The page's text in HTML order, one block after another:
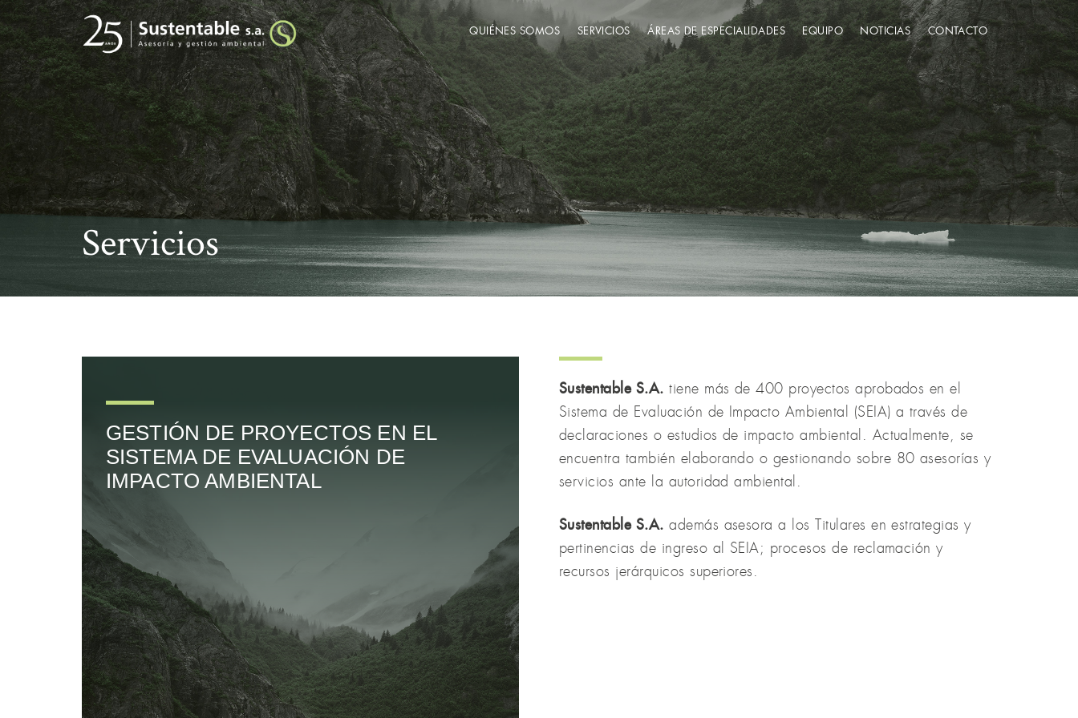
QUIÉNES SOMOS SERVICIOS ÁREAS DE ESPECIALIDADES EQUIPO NOTICIAS CONTACTO
Servicios
GESTIÓN DE PROYECTOS EN EL
SISTEMA DE EVALUACIÓN DE
IMPACTO AMBIENTAL
Sustentable S.A. tiene más de 400 proyectos aprobados en el
Sistema de Evaluación de Impacto Ambiental (SEIA) a través de
declaraciones o estudios de impacto ambiental. Actualmente, se
encuentra también elaborando o gestionando sobre 80 asesorías y
servicios ante la autoridad ambiental.
Sustentable S.A. además asesora a los Titulares en estrategias y
pertinencias de ingreso al SEIA; procesos de reclamación y
recursos jerárquicos superiores.